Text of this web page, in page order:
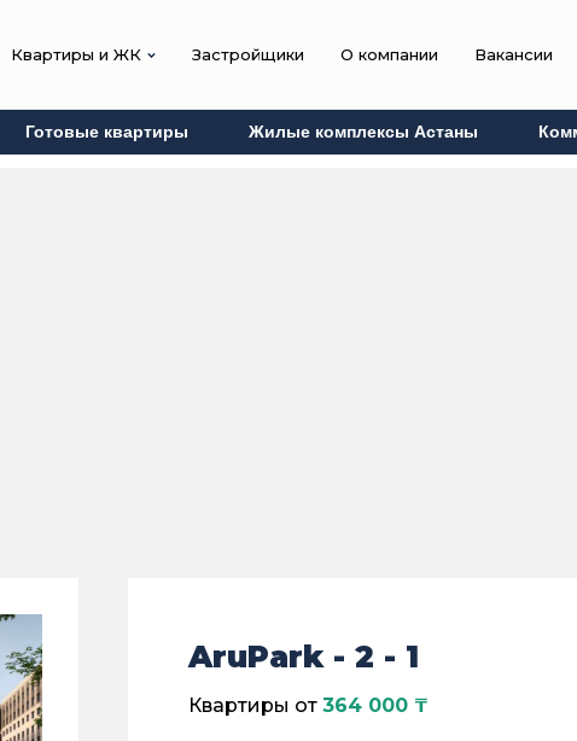
Квартиры и ЖК Застройщики О компании Вакансии
Готовые квартиры Жилые комплексы Астаны
AruPark - 2 - 1
Квартиры от364 000 ₸